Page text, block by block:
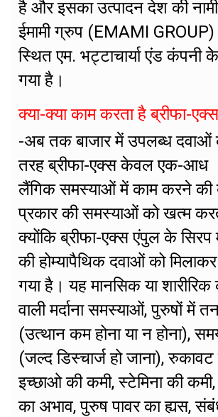
है और इसका उत्पादन देश की
ईमामी ग्रुप (EMAMI
स्थित एम. भट्टाचार्या एंड कंपनी केे
गया है।
क्या-क्या काम करता है ब्रीफा-एक्स
-अब तक बाजार में उपलब्ध दवाओं
तरह ब्रीफा-एक्स केवल एक-आध
लैंगिक समस्याओं में काम करने की
प्रकार की समस्याओं को खत्म
क्योंकि ब्रीफा-एक्स एंपुल के सिरप
की होम्यापैथिक दवाओं को मिलाकर
गया है। यह मानसिक या शारीरिक
वाली मर्दाना समस्याओं, पुरुषों में
(उत्थान कम होना या न होना),
(जल्द डिस्चार्ज हो जाना),
इच्छाओ की कमी, स्टेमिना की
का अभाव, पुरुष पावर का ह्यस,